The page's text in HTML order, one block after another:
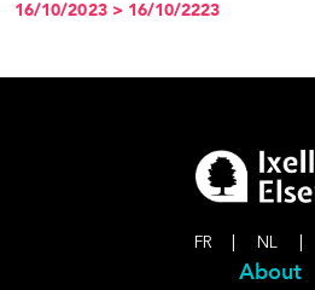
16/10/2023 > 16/10/2223
FR NL
About